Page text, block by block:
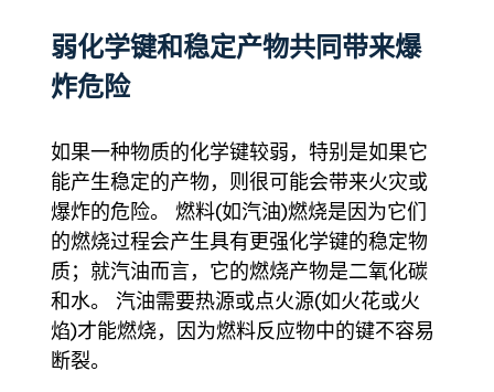
弱化学键和稳定产物共同带来爆
炸危险
如果一种物质的化学键较弱，特别是如果它
能产生稳定的产物，则很可能会带来火灾或
爆炸的危险。 燃料(如汽油)燃烧是因为它们
的燃烧过程会产生具有更强化学键的稳定物
质；就汽油而言，它的燃烧产物是二氧化碳
和水。 汽油需要热源或点火源(如火花或火
焰)才能燃烧，因为燃料反应物中的键不容易
断裂。